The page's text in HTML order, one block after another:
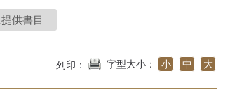
供書目
列印： 字型大小： 小 中 大